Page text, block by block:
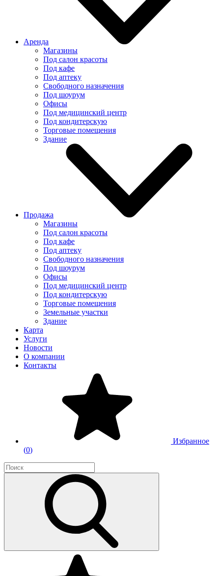
Аренда
Магазины
Под салон красоты
Под кафе
Под аптеку
Свободного назначения
Под шоурум
Офисы
Под медицинский центр
Под кондитерскую
Торговые помещения
Здание
Продажа
Магазины
Под салон красоты
Под кафе
Под аптеку
Свободного назначения
Под шоурум
Офисы
Под медицинский центр
Под кондитерскую
Торговые помещения
Земельные участки
Здание
Карта
Услуги
Новости
О компании
Контакты
Избранное
(0)